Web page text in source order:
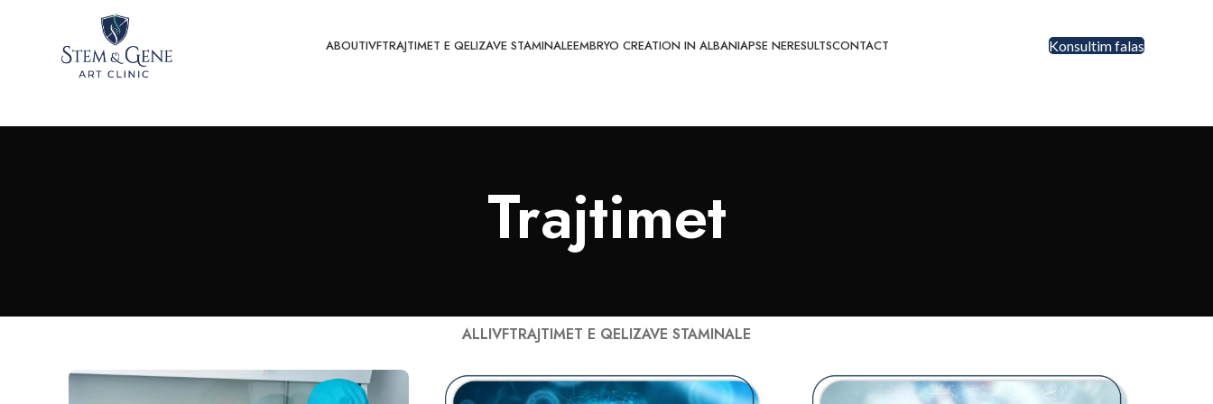
ABOUTIVFTRAJTIMET E QELIZAVE STAMINALEEMBRYO CREATION IN ALBANIAPSE NERESULTSCONTACT Konsultim falas
Trajtimet
ALLIVFTRAJTIMET E QELIZAVE STAMINALE